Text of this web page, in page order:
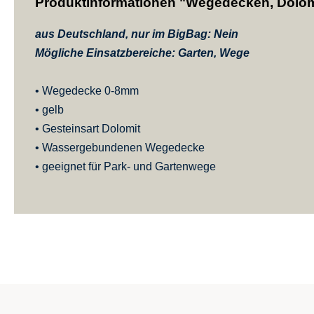
aus Deutschland, nur im BigBag: Nein
Mögliche Einsatzbereiche: Garten, Wege
• Wegedecke 0-8mm
• gelb
• Gesteinsart Dolomit
• Wassergebundenen Wegedecke
• geeignet für Park- und Gartenwege